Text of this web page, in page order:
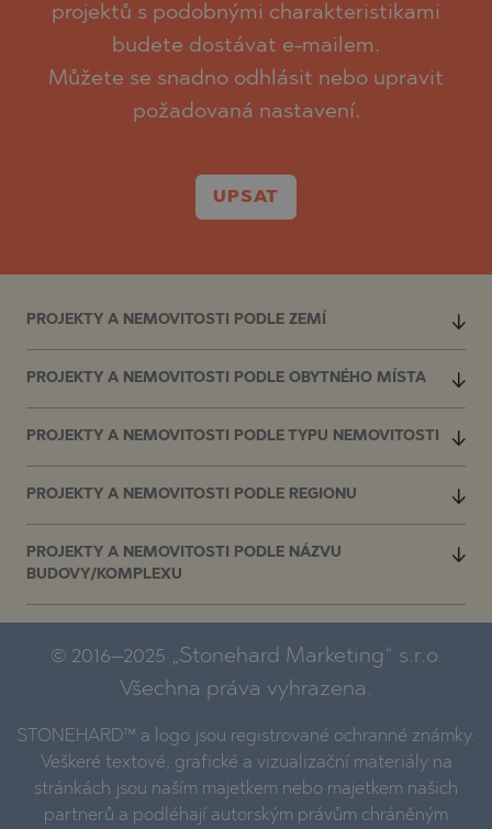
projektů s podobnými charakteristikami
budete dostávat e-mailem.
Můžete se snadno odhlásit nebo upravit
požadovaná nastavení.
UPSAT
PROJEKTY A NEMOVITOSTI PODLE ZEMÍ
PROJEKTY A NEMOVITOSTI PODLE OBYTNÉHO MÍSTA
PROJEKTY A NEMOVITOSTI PODLE TYPU NEMOVITOSTI
PROJEKTY A NEMOVITOSTI PODLE REGIONU
PROJEKTY A NEMOVITOSTI PODLE NÁZVU
BUDOVY/KOMPLEXU
© 2016–2025 „Stonehard Marketing“ s.r.o.
Všechna práva vyhrazena.
STONEHARD™ a logo jsou registrované ochranné známky.
Veškeré textové, grafické a vizualizační materiály na
stránkách jsou naším majetkem nebo majetkem našich
partnerů a podléhají autorským právům chráněným